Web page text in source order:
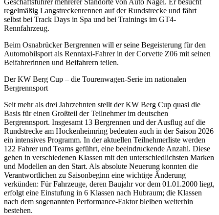
regelmäßig Langstreckenrennen auf der Rundstrecke und fährt
selbst bei Track Days in Spa und bei Trainings im GT4-
Rennfahrzeug.
Beim Osnabrücker Bergrennen will er seine Begeisterung für den
Automobilsport als Renntaxi-Fahrer in der Corvette Z06 mit seinen
Beifahrerinnen und Beifahrern teilen.
Der KW Berg Cup – die Tourenwagen-Serie im nationalen
Bergrennsport
Seit mehr als drei Jahrzehnten stellt der KW Berg Cup quasi die
Basis für einen Großteil der Teilnehmer im deutschen
Bergrennsport. Insgesamt 13 Bergrennen und der Ausflug auf die
Rundstrecke am Hockenheimring bedeuten auch in der Saison 2026
ein intensives Programm. In der aktuellen Teilnehmerliste werden
122 Fahrer und Teams geführt, eine beeindruckende Anzahl. Diese
gehen in verschiedenen Klassen mit den unterschiedlichsten Marken
und Modellen an den Start. Als absolute Neuerung konnten die
Verantwortlichen zu Saisonbeginn eine wichtige Änderung
verkünden: Für Fahrzeuge, deren Baujahr vor dem 01.01.2000 liegt,
erfolgt eine Einstufung in 6 Klassen nach Hubraum; die Klassen
nach dem sogenannten Performance-Faktor bleiben weiterhin
bestehen.